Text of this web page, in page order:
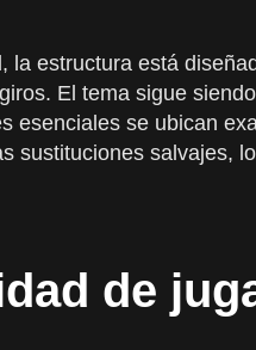
la estructura está
El tema sigue
esenciales se ubican
sustituciones salvajes,
de